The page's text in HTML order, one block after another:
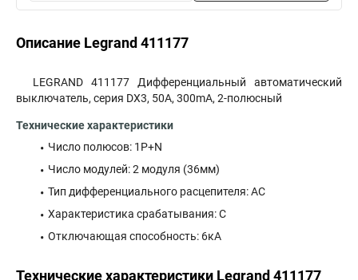
Описание Legrand 411177
LEGRAND 411177 Дифференциальный автоматический
выключатель, серия DX3, 50A, 300mA, 2-полюсный
Технические характеристики
Число полюсов: 1P+N
Число модулей: 2 модуля (36мм)
Тип дифференциального расцепителя: AC
Характеристика срабатывания: С
Отключающая способность: 6кА
Технические характеристики Legrand 411177